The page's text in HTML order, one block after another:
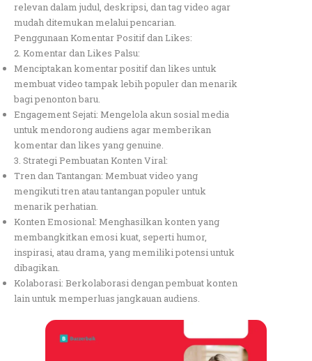
relevan dalam judul, deskripsi, dan tag video agar
mudah ditemukan melalui pencarian.
Penggunaan Komentar Positif dan Likes:
2. Komentar dan Likes Palsu:
Menciptakan komentar positif dan likes untuk
membuat video tampak lebih populer dan menarik
bagi penonton baru.
Engagement Sejati: Mengelola akun sosial media
untuk mendorong audiens agar memberikan
komentar dan likes yang genuine.
3. Strategi Pembuatan Konten Viral:
Tren dan Tantangan: Membuat video yang
mengikuti tren atau tantangan populer untuk
menarik perhatian.
Konten Emosional: Menghasilkan konten yang
membangkitkan emosi kuat, seperti humor,
inspirasi, atau drama, yang memiliki potensi untuk
dibagikan.
Kolaborasi: Berkolaborasi dengan pembuat konten
lain untuk memperluas jangkauan audiens.